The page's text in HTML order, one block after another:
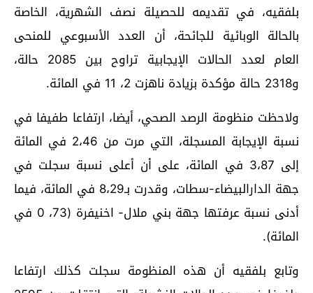
بلفقيه، في تقديمه للحصيلة نصف الشهرية، الخاصة
بالحالة الوبائية للجائحة، أن العدد الأسبوعي للمنحى
العام لعدد الحالات الإيجابية تراوح بين 2085 حالة،
و2318 حالة مؤكدة بزيادة ناهزت 2، 11 في المائة.
ولاحظت منظومة الرصد الصحي، أيضا، ارتفاعا طفيفا في
نسبة الإيجابة المسجلة، التي مرت من 2،46 في المائة
إلى 3،87 في المائة، على أن أعلى نسبة سجلت في
جهة الدارالبيضاء-سطات، وقدرت بـ8،29 في المائة، فيما
أدنى نسبة عرفتها جهة بني ملال- اخنيفرة (73، 0 في
المائة).
وتابع بلفقيه أن هذه المنظومة سجلت كذلك ارتفاعا